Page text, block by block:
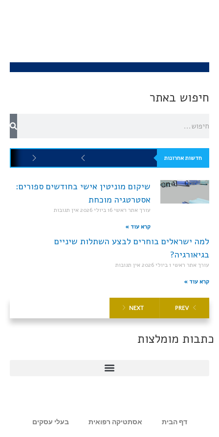
חיפוש באתר
חדשות אחרונות
שיקום מוניטין אישי בחודשים ספורים:
אסטרטגיה מוכחת
עורך אתר ראשי16 ביולי 2026 אין תגובות
קרא עוד »
למה ישראלים בוחרים לבצע השתלות שיניים
בגיאורגיה?
עורך אתר ראשי 1 ביולי 2026 אין תגובות
קרא עוד »
PREV
NEXT
כתבות מומלצות
דף הבית אסתטיקה רפואית בעלי עסקים